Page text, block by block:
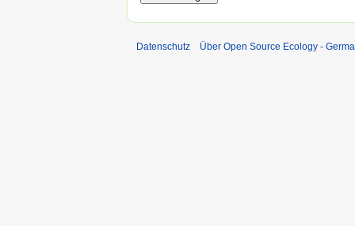
Datenschutz Über Open Source Ecology -